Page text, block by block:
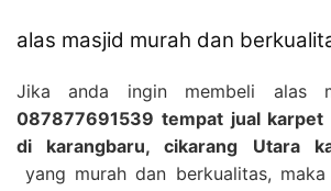
alas masjid murah dan
Jika anda ingin membeli alas
087877691539 tempat jual karpet
di karangbaru, cikarang Utara
yang murah dan berkualitas,